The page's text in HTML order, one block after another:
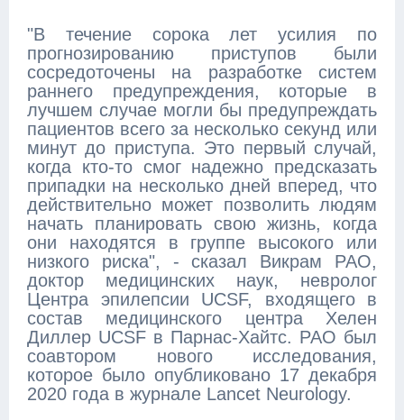
"В течение сорока лет усилия по
прогнозированию приступов были
сосредоточены на разработке систем
раннего предупреждения, которые в
лучшем случае могли бы предупреждать
пациентов всего за несколько секунд или
минут до приступа. Это первый случай,
когда кто-то смог надежно предсказать
припадки на несколько дней вперед, что
действительно может позволить людям
начать планировать свою жизнь, когда
они находятся в группе высокого или
низкого риска", - сказал Викрам РАО,
доктор медицинских наук, невролог
Центра эпилепсии UCSF, входящего в
состав медицинского центра Хелен
Диллер UCSF в Парнас-Хайтс. РАО был
соавтором нового исследования,
которое было опубликовано 17 декабря
2020 года в журнале Lancet Neurology.